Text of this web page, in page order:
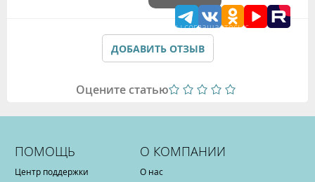
Подтверждая данные формы Вы соглашаетесь с
Политикой обработки персональных данных
ДОБАВИТЬ ОТЗЫВ
Оцените статью
ПОМОЩЬ
Центр поддержки
О КОМПАНИИ
О нас